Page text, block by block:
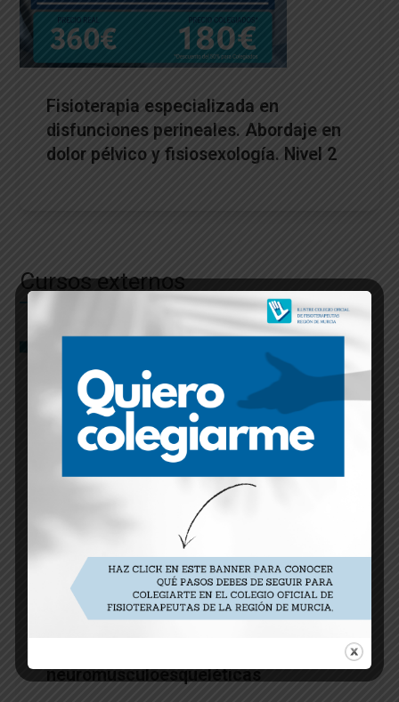
Fisioterapia especializada en
disfunciones perineales. Abordaje en
dolor pélvico y fisiosexología. Nivel 2
Cursos externos
Máster en osteopatía en las
neuromusculoesqueléticas